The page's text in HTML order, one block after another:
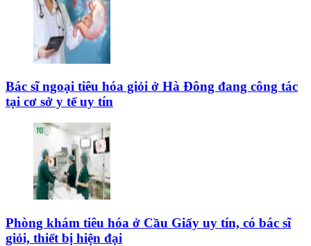
Bác sĩ ngoại tiêu hóa giỏi ở Hà Đông đang công tác
tại cơ sở y tế uy tín
Phòng khám tiêu hóa ở Cầu Giấy uy tín, có bác sĩ
giỏi, thiết bị hiện đại